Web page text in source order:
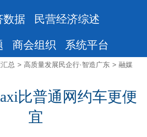
数据 民营经济综述
商会组织 系统平台
总 > 高质量发展民企行·智造广东 > 融媒
比普通网约车更便
宜